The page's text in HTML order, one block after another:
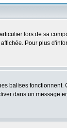
lors de sa
Pour plus
balises fonctionnent.
dans un message